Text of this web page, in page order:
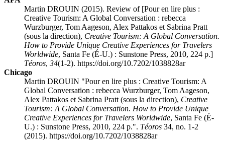
Martin DROUIN (2015). Review of [Pour en lire plus :
Creative Tourism: A Global Conversation : rebecca
Wurzburger, Tom Aageson, Alex Pattakos et Sabrina Pratt
(sous la direction), Creative Tourism: A Global Conversation.
How to Provide Unique Creative Experiences for Travelers
Worldwide, Santa Fe (É-U.) : Sunstone Press, 2010, 224 p.]
Téoros, 34(1-2). https://doi.org/10.7202/1038828ar
Chicago
Martin DROUIN "Pour en lire plus : Creative Tourism: A
Global Conversation : rebecca Wurzburger, Tom Aageson,
Alex Pattakos et Sabrina Pratt (sous la direction), Creative
Tourism: A Global Conversation. How to Provide Unique
Creative Experiences for Travelers Worldwide, Santa Fe (É-
U.) : Sunstone Press, 2010, 224 p.". Téoros 34, no. 1-2
(2015). https://doi.org/10.7202/1038828ar